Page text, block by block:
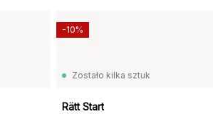
Zostało kilka sztuk
Rätt Start
-10%